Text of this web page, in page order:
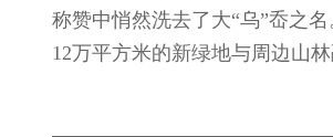
称赞中悄然洗去了大“乌”岙之名
12万平方米的新绿地与周边山